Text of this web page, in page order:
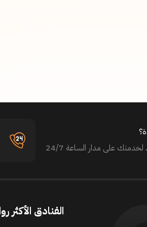
على مدار الساعة 24/7
الفنادق الأكثر